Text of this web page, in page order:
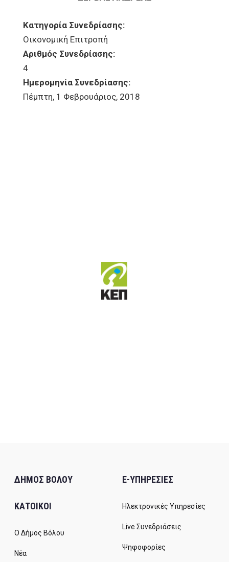
Κατηγορία Συνεδρίασης:
Οικονομική Επιτροπή
Αριθμός Συνεδρίασης:
4
Ημερομηνία Συνεδρίασης:
Πέμπτη, 1 Φεβρουάριος, 2018
ΔΗΜΟΣ ΒΟΛΟΥ
ΚΑΤΟΙΚΟΙ
Ο Δήμος Βόλου
Νέα
E-ΥΠΗΡΕΣΙΕΣ
Ηλεκτρονικές Υπηρεσίες
Live Συνεδριάσεις
Ψηφοφορίες